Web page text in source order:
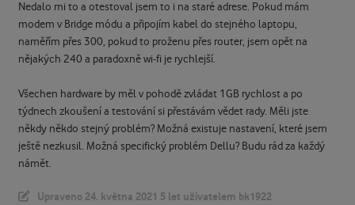
Nedalo mi to a otestoval jsem to i na staré adrese. Pokud mám
modem v Bridge módu a připojím kabel do stejného laptopu,
naměřím přes 300, pokud to proženu přes router, jsem opět na
nějakých 240 a paradoxně wi-fi je rychlejší.
Všechen hardware by měl v pohodě zvládat 1GB rychlost a po
týdnech zkoušení a testování si přestávám vědet rady. Měli jste
někdy někdo stejný problém? Možná existuje nastavení, které jsem
ještě nezkusil. Možná specifický problém Dellu? Budu rád za každý
námět.
Upraveno 24. května 2021 5 let uživatelem bk1922